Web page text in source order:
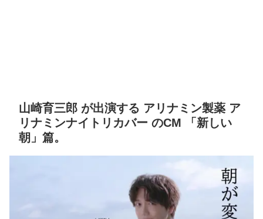
山崎育三郎 が出演する アリナミン製薬 ア
リナミンナイトリカバー のCM 「新しい
朝」篇。